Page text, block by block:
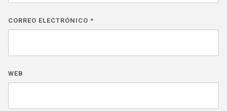
CORREO ELECTRÓNICO *
WEB